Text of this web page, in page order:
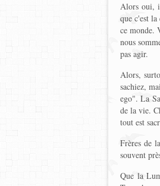
Alors oui,
que c'est
ce monde.
nous
pas agir.
Alors,
sachiez,
ego". La
de la vie.
tout est
Frères de
souvent
Que la